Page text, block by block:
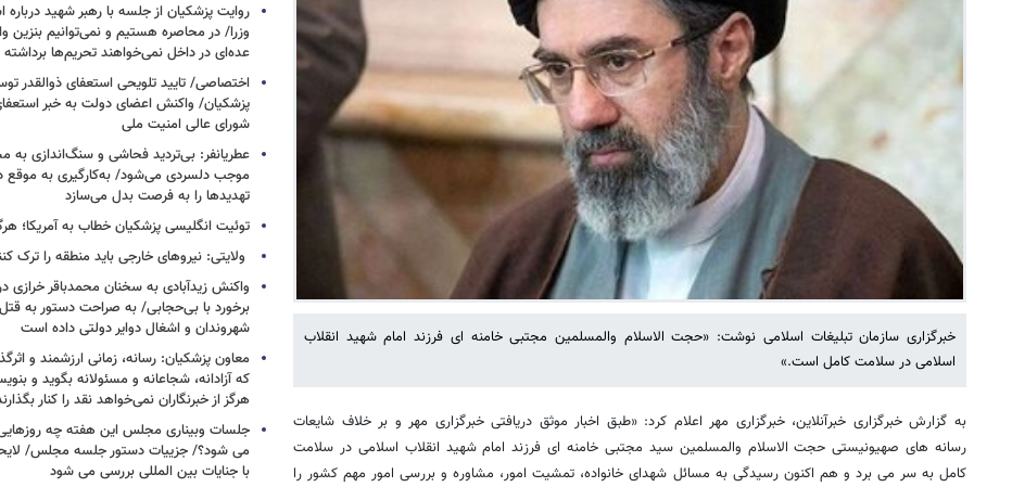
خبرگزاری سازمان تبلیغات اسلامی نوشت: «حجت الاسلام والمسلمین مجتبی خامنه ای فرزند امام شهید انقلاب
اسلامی در سلامت کامل است.»
به گزارش خبرگزاری خبرآنلاین، خبرگزاری مهر اعلام کرد: «طبق اخبار موثق دریافتی خبرگزاری مهر و بر خلاف شایعات
رسانه های صهیونیستی حجت الاسلام والمسلمین سید مجتبی خامنه ای فرزند امام شهید انقلاب اسلامی در سلامت
کامل به سر می برد و هم اکنون رسیدگی به مسائل شهدای خانواده، تمشیت امور، مشاوره و بررسی امور مهم کشور را
روایت پزشکیان از جلسه با رهبر شهید درباره
وزرا/ در محاصره هستیم و نمی‌توانیم بنزین
عده‌ای در داخل نمی‌خواهند تحریم‌ها
اختصاصی/ تایید تلویحی استعفای ذوالقدر
پزشکیان/ واکنش اعضای دولت به خبر
شورای عالی امنیت ملی
عطریانفر: بی‌تردید فحاشی و سنگ‌اندازی به
موجب دلسردی می‌شود/ به‌کارگیری به موقع
تهدیدها را به فرصت بدل می‌سازد
توئیت انگلیسی پزشکیان خطاب به آمریکا؛
ولایتی: نیروهای خارجی باید منطقه را ترک
واکنش زیدآبادی به سخنان محمدباقر خرازی
برخورد با بی‌حجابی/ به صراحت دستور به
شهروندان و اشغال دوایر دولتی داده است
معاون پزشکیان: رسانه، زمانی ارزشمند و
که آزادانه، شجاعانه و مسئولانه بگوید و
هرگز از خبرنگاران نمی‌خواهد نقد را کنار
جلسات وبیناری مجلس این هفته چه روزهایی
می شود؟/ جزییات دستور جلسه مجلس/
با جنایات بین المللی بررسی می شود